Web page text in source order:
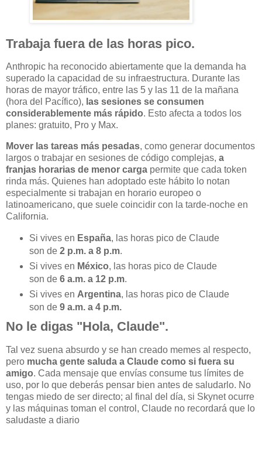
Trabaja fuera de las horas pico.
Anthropic ha reconocido abiertamente que la demanda ha
superado la capacidad de su infraestructura. Durante las
horas de mayor tráfico, entre las 5 y las 11 de la mañana
(hora del Pacífico), las sesiones se consumen
considerablemente más rápido. Esto afecta a todos los
planes: gratuito, Pro y Max.
Mover las tareas más pesadas, como generar documentos
largos o trabajar en sesiones de código complejas, a
franjas horarias de menor carga permite que cada token
rinda más. Quienes han adoptado este hábito lo notan
especialmente si trabajan en horario europeo o
latinoamericano, que suele coincidir con la tarde-noche en
California.
Si vives en España, las horas pico de Claude
son de 2 p.m. a 8 p.m.
Si vives en México, las horas pico de Claude
son de 6 a.m. a 12 p.m.
Si vives en Argentina, las horas pico de Claude
son de 9 a.m. a 4 p.m.
No le digas "Hola, Claude".
Tal vez suena absurdo y se han creado memes al respecto,
pero mucha gente saluda a Claude como si fuera su
amigo. Cada mensaje que envías consume tus límites de
uso, por lo que deberás pensar bien antes de saludarlo. No
tengas miedo de ser directo; al final del día, si Skynet ocurre
y las máquinas toman el control, Claude no recordará que lo
saludaste a diario